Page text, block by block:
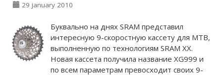
29 january 2010
Буквально на днях SRAM представил
интересную 9-скоростную кассету для MTB,
выполненную по технологиям SRAM XX.
Новая кассета получила название XG999 и
по всем параметрам превосходит своих 9-